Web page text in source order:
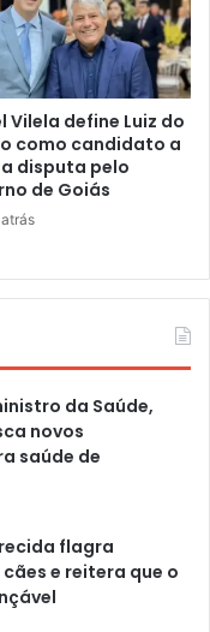
Vilela define Luiz do
como candidato a
disputa pelo
de Goiás
da Saúde,
novos
saúde de
flagra
e reitera que o